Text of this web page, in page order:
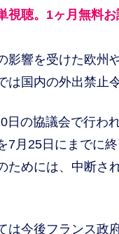
視聴。1ヶ月無料お
響を受けた欧州
は国内の外出禁止
の協議会で行わ
7月25日にまでに
ためには、中断さ
今後フランス政